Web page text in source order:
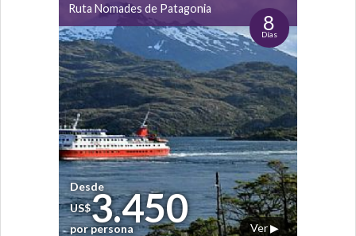
Ruta Nomades de Patagonia
8
Días
Ver ▶
Desde
US$3.450
por persona